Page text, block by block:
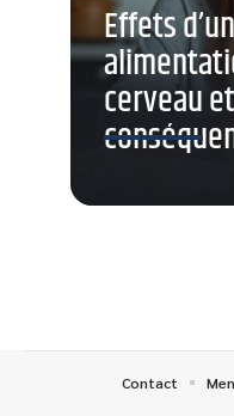
Effets
cerveau
Contact